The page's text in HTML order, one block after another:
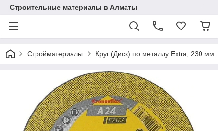
Строительные материалы в Алматы
Стройматериалы Круг (Диск) по металлу Extra, 230